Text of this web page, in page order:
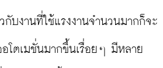
กับงานที่ใช้แรงงานจำนวนมากก็จะ
โตเมชั่นมากขึ้นเรื่อยๆ มีหลาย